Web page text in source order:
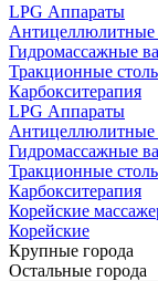
LPG Аппараты
Антицеллюлитные
Гидромассажные
Тракционные
Карбокситерапия
LPG Аппараты
Антицеллюлитные
Гидромассажные
Тракционные
Карбокситерапия
Корейские
Корейские
Крупные города
Остальные города